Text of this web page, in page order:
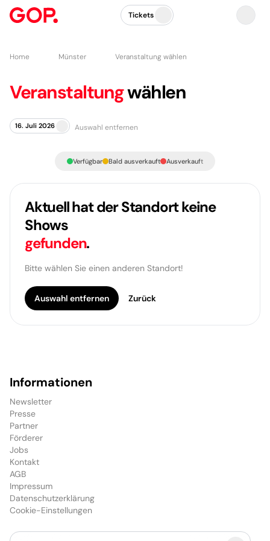
Tickets
Veranstaltung wählen
Münster
Home
Veranstaltungwählen
16. Juli 2026 Auswahl entfernen
Verfügbar Bald ausverkauft Ausverkauft
Aktuell hat der Standort keine
Shows
gefunden.
Bitte wählen Sie einen anderen Standort!
Auswahl entfernen Zurück
Informationen
Newsletter
Presse
Partner
Förderer
Jobs
Kontakt
AGB
Impressum
Datenschutzerklärung
Cookie-Einstellungen